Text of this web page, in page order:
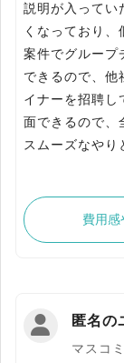
説明が入ってい
くなっており、
案件でグループ
できるので、他
イナーを招聘し
面できるので、
スムーズなやり
費用感
匿名の
マスコ